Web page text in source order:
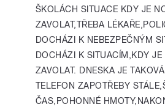
ŠKOLÁCH SITUACE KDY JE
ZAVOLAT,TŘEBA
DOCHÁZI K NEBEZPEČNÝM
DOCHÁZI K SITUACÍM,KDY JE
ZAVOLAT. DNESKA JE
TELEFON ZAPOTŘEBY
ČAS,POHONNÉ